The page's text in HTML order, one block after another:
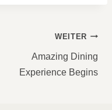
WEITER
Amazing Dining
Experience Begins